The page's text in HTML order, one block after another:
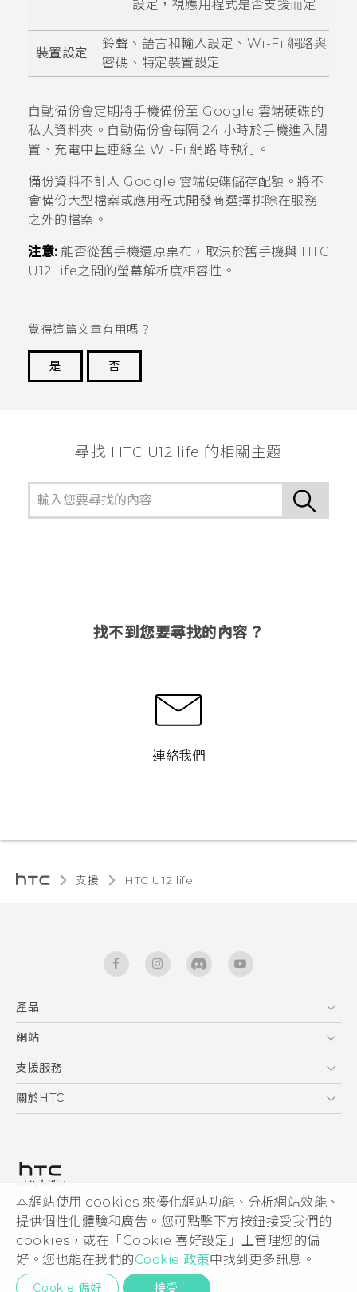
本網站使用 cookies 來優化網站功能、分析網站效能、
提供個性化體驗和廣告。您可點擊下方按鈕接受我們的
cookies，或在「Cookie 喜好設定」上管理您的偏
好。您也能在我們的Cookie 政策中找到更多訊息。
Cookie 偏好 接受
設定，視應用程式是否支援而定
裝置設定
鈴聲、語言和輸入設定、 Wi-Fi 網路與
密碼、特定裝置設定
自動備份會定期將手機備份至 Google 雲端硬碟的
私人資料夾。自動備份會每隔 24 小時於手機進入閒
置、充電中且連線至 Wi-Fi 網路時執行。
備份資料不計入 Google 雲端硬碟儲存配額。將不
會備份大型檔案或應用程式開發商選擇排除在服務
之外的檔案。
注意:能否從舊手機還原桌布，取決於舊手機與 HTC
U12 life之間的螢幕解析度相容性。
覺得這篇文章有用嗎？
是
否
尋找 HTC U12 life 的相關主題
找不到您要尋找的內容？
連絡我們
支援 HTC U12 life‎
產品
5G
區塊鍊手機
網站
HTC Dev
支援服務
服務中心
關於HTC
私隱政策
產品安全
加入HTC
Security and Privacy Whitepaper
© 2011-2026 HTC Corporation
HTC 法律文件
隱私聯絡:Global-Privacy@htc.com